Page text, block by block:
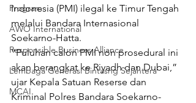
Program
AWO International
Responsible Business Alliance
Lembaga Generasi Bintasng Sejahtera
MCAI
Indonesia (PMI) ilegal ke Timur Tengah
melalui Bandara Internasional
Soekarno-Hatta.
“Puluhan calon PMI non prosedural ini
akan berangkat ke Riyadh dan Dubai,”
ujar Kepala Satuan Reserse dan
Kriminal Polres Bandara Soekarno-